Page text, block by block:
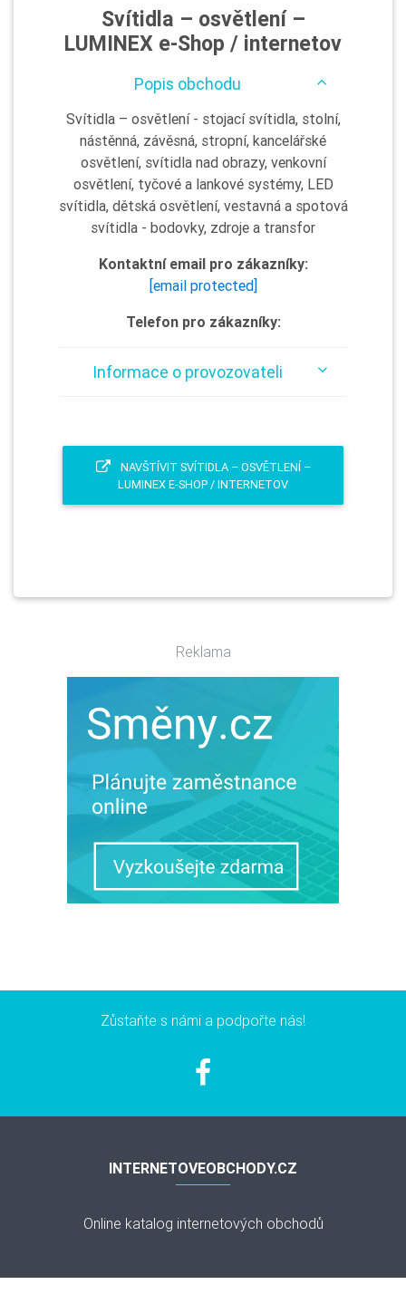
Svítidla – osvětlení –
LUMINEX e-Shop / internetov
Popis obchodu
Svítidla – osvětlení - stojací svítidla, stolní,
nástěnná, závěsná, stropní, kancelářské
osvětlení, svítidla nad obrazy, venkovní
osvětlení, tyčové a lankové systémy, LED
svítidla, dětská osvětlení, vestavná a spotová
svítidla - bodovky, zdroje a transfor
Kontaktní email pro zákazníky:
[email protected]
Telefon pro zákazníky:
Informace o provozovateli
NAVŠTÍVIT SVÍTIDLA – OSVĚTLENÍ –
LUMINEX E-SHOP / INTERNETOV
Reklama
Zůstaňte s námi a podpořte nás!
INTERNETOVEOBCHODY.CZ
Online katalog internetových obchodů